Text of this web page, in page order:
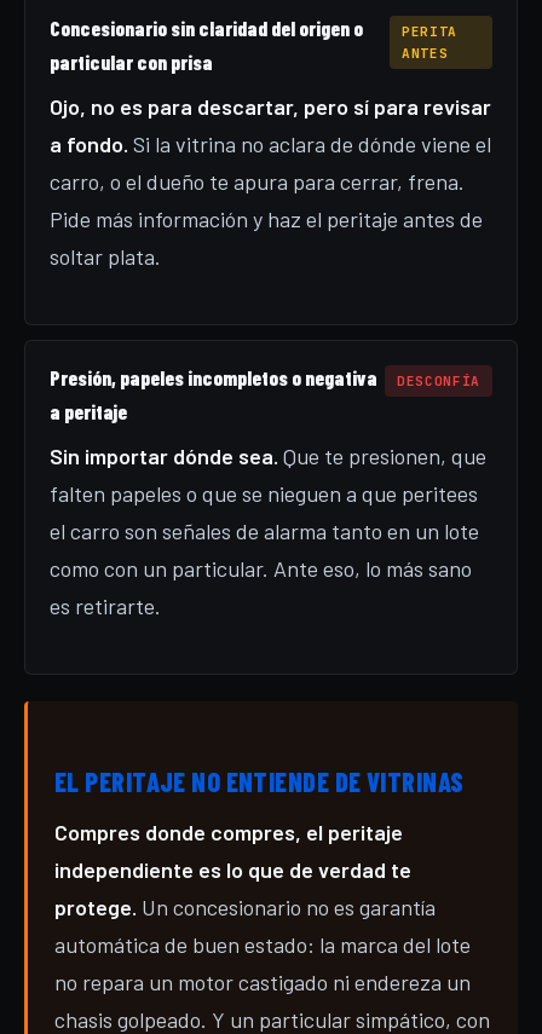
Concesionario sin claridad del origen o
particular con prisa
PERITA
ANTES
Ojo, no es para descartar, pero sí para revisar
a fondo. Si la vitrina no aclara de dónde viene el
carro, o el dueño te apura para cerrar, frena.
Pide más información y haz el peritaje antes de
soltar plata.
Presión, papeles incompletos o negativa
a peritaje
DESCONFÍA
Sin importar dónde sea. Que te presionen, que
falten papeles o que se nieguen a que peritees
el carro son señales de alarma tanto en un lote
como con un particular. Ante eso, lo más sano
es retirarte.
EL PERITAJE NO ENTIENDE DE VITRINAS
Compres donde compres, el peritaje
independiente es lo que de verdad te
protege. Un concesionario no es garantía
automática de buen estado: la marca del lote
no repara un motor castigado ni endereza un
chasis golpeado. Y un particular simpático, con